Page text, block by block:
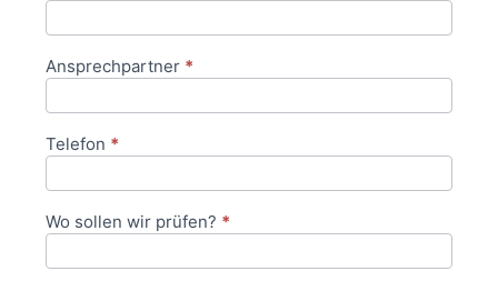
Ansprechpartner *
Telefon *
Wo sollen wir prüfen? *